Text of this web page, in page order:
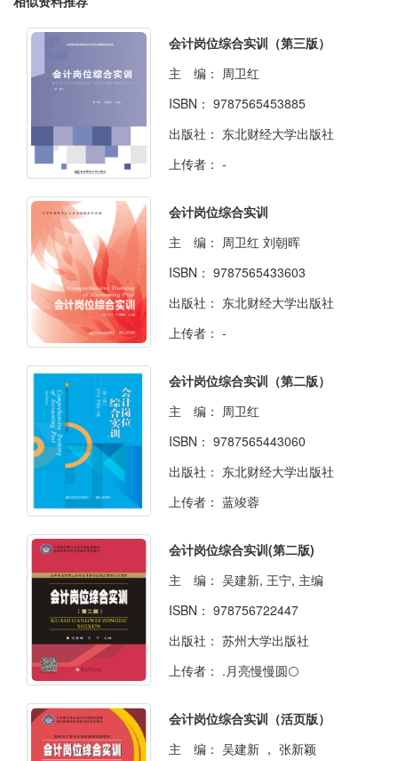
会计岗位综合实训（第三版）
主 编： 周卫红
ISBN： 9787565453885
出版社： 东北财经大学出版社
上传者： -
会计岗位综合实训
主 编： 周卫红 刘朝晖
ISBN： 9787565433603
出版社： 东北财经大学出版社
上传者： -
会计岗位综合实训（第二版）
主 编： 周卫红
ISBN： 9787565443060
出版社： 东北财经大学出版社
上传者： 蓝竣蓉
会计岗位综合实训(第二版)
主 编： 吴建新, 王宁, 主编
ISBN： 978756722447
出版社： 苏州大学出版社
上传者： .月亮慢慢圆🌕
会计岗位综合实训（活页版）
主 编： 吴建新 ， 张新颖